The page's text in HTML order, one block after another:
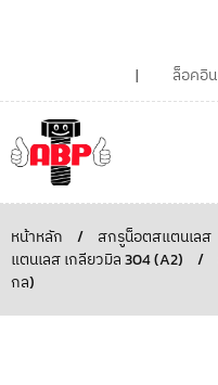
ล็อคอิน
หน้าหลัก / สกรูน็อตสแตนเลส
แตนเลส เกลียวมิล 304 (A2)
/
กล)